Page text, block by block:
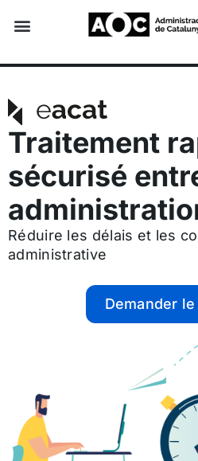
Traitement
sécurisé
Réduire les délais et les
administrative
Demander